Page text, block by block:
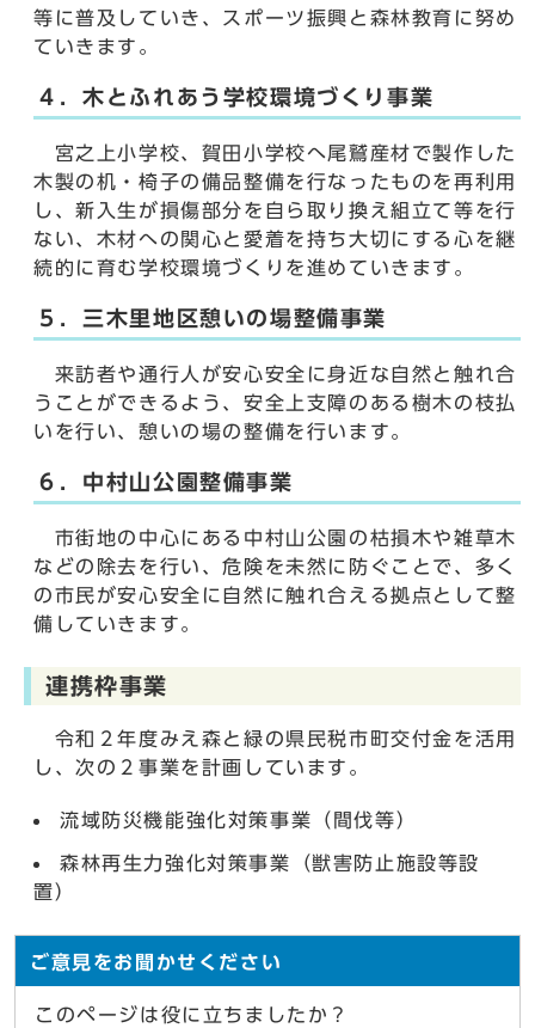
等に普及していき、スポーツ振興と森林教育に努め
ていきます。
４．木とふれあう学校環境づくり事業
宮之上小学校、賀田小学校へ尾鷲産材で製作した
木製の机・椅子の備品整備を行なったものを再利用
し、新入生が損傷部分を自ら取り換え組立て等を行
ない、木材への関心と愛着を持ち大切にする心を継
続的に育む学校環境づくりを進めていきます。
５．三木里地区憩いの場整備事業
来訪者や通行人が安心安全に身近な自然と触れ合
うことができるよう、安全上支障のある樹木の枝払
いを行い、憩いの場の整備を行います。
６．中村山公園整備事業
市街地の中心にある中村山公園の枯損木や雑草木
などの除去を行い、危険を未然に防ぐことで、多く
の市民が安心安全に自然に触れ合える拠点として整
備していきます。
連携枠事業
令和２年度みえ森と緑の県民税市町交付金を活用
し、次の２事業を計画しています。
流域防災機能強化対策事業（間伐等）
森林再生力強化対策事業（獣害防止施設等設
置）
ご意見をお聞かせください
このページは役に立ちましたか？